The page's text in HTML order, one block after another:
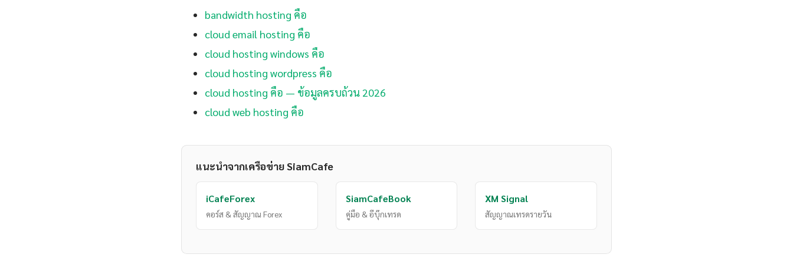
bandwidth hosting คือ
cloud email hosting คือ
cloud hosting windows คือ
cloud hosting wordpress คือ
cloud hosting คือ — ข้อมูลครบถ้วน 2026
cloud web hosting คือ
แนะนำจากเครือข่าย SiamCafe
iCafeForex
คอร์ส & สัญญาณ Forex
SiamCafeBook
คู่มือ & อีบุ๊กเทรด
XM Signal
สัญญาณเทรดรายวัน